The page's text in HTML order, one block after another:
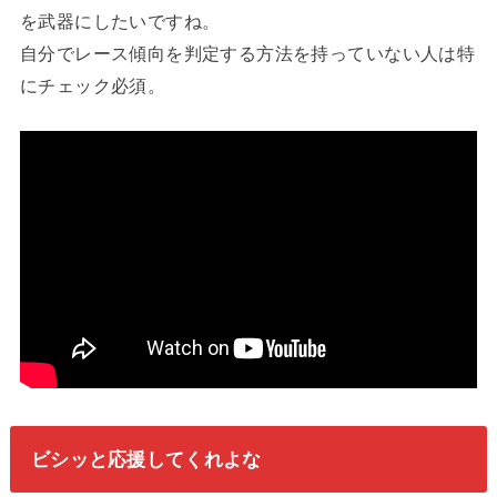
を武器にしたいですね。
自分でレース傾向を判定する方法を持っていない人は特
にチェック必須。
ビシッと応援してくれよな